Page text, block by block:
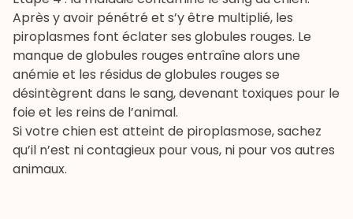
Après y avoir pénétré et s’y être multiplié, les
piroplasmes font éclater ses globules rouges. Le
manque de globules rouges entraîne alors une
anémie et les résidus de globules rouges se
désintègrent dans le sang, devenant toxiques pour le
foie et les reins de l’animal.
Si votre chien est atteint de piroplasmose, sachez
qu’il n’est ni contagieux pour vous, ni pour vos autres
animaux.